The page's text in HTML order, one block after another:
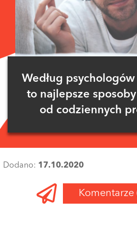
Według
to najlepsze
od codziennych
Dodano: 17.10.2020
Komentarze